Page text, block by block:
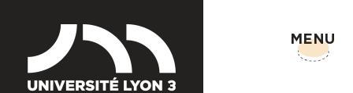
MENU